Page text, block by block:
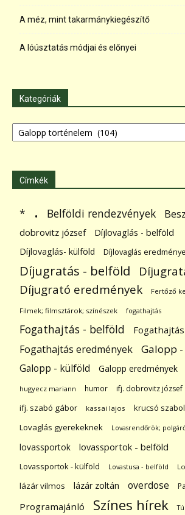
A méz, mint takarmánykiegészítő
A lóúsztatás módjai és előnyei
Kategóriák
Kategóriák
Címkék
* . Belföldi rendezvények
dobrovitz józsef
Díjlovaglás - belföld
Díjlovaglás- külföld
Díjlovaglás
Díjugratás - belföld
Díjugrató eredmények Fertőző
Filmek; filmsztárok; színészek fogathajtás
Fogathajtás - belföld
Fogathajtás eredmények Galopp
Galopp - külföld Galopp eredmények
hugyecz mariann humor ifj. dobrovitz józsef
ifj. szabó gábor kassai lajos krucsó
Lovaglás gyerekeknek Lovasrendőrök;
lovassportok lovassportok - belföld
Lovassportok - külföld Lovastusa - belföld
lázár vilmos lázár zoltán overdose
Programajánló Színes hírek